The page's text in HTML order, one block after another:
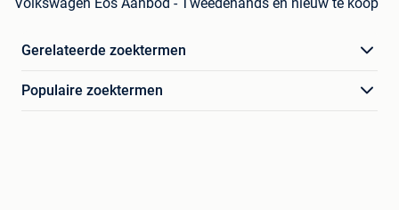
Gerelateerde zoektermen
Populaire zoektermen